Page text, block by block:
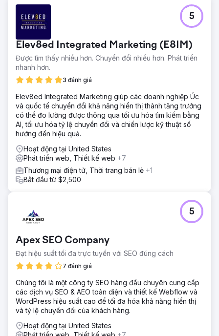
Elev8ed Integrated Marketing (E8IM)
Được tìm thấy nhiều hơn. Chuyển đổi nhiều hơn. Phát triển
nhanh hơn.
3 đánh giá
5
Elev8ed Integrated Marketing giúp các doanh nghiệp Úc
và quốc tế chuyển đổi khả năng hiển thị thành tăng trưởng
có thể đo lường được thông qua tối ưu hóa tìm kiếm bằng
AI, tối ưu hóa tỷ lệ chuyển đổi và chiến lược kỹ thuật số
hướng đến hiệu quả.
Hoạt động tại United States
Phát triển web, Thiết kế web +7
Thương mại điện tử, Thời trang bán lẻ +1
Bắt đầu từ $2,500
Apex SEO Company
Đạt hiệu suất tối đa trực tuyến với SEO đúng cách
7 đánh giá
5
Chúng tôi là một công ty SEO hàng đầu chuyên cung cấp
các dịch vụ SEO & AEO toàn diện và thiết kế Webflow và
WordPress hiệu suất cao để tối đa hóa khả năng hiển thị
và tỷ lệ chuyển đổi của khách hàng.
Hoạt động tại United States